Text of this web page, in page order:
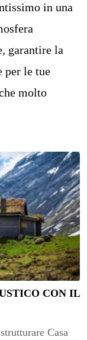
in una
garantire la
per le tue
molto
CON IL
Casa